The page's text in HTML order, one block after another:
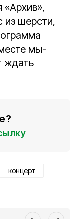
«Архив»,
из шерсти,
мы-
ждать
концерт